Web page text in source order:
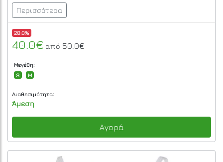
Περισσότερα
20.0%
40.0€ από 50.0€
Μεγέθη:
S
M
Διαθεσιμότητα:
Άμεση
Αγορά